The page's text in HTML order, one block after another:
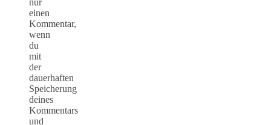
nur
einen
Kommentar,
wenn
du
mit
der
dauerhaften
Speicherung
deines
Kommentars
und